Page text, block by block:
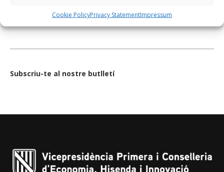
Cookie PolicyPrivacy StatementImpressum
Subscriu-te al nostre butlletí